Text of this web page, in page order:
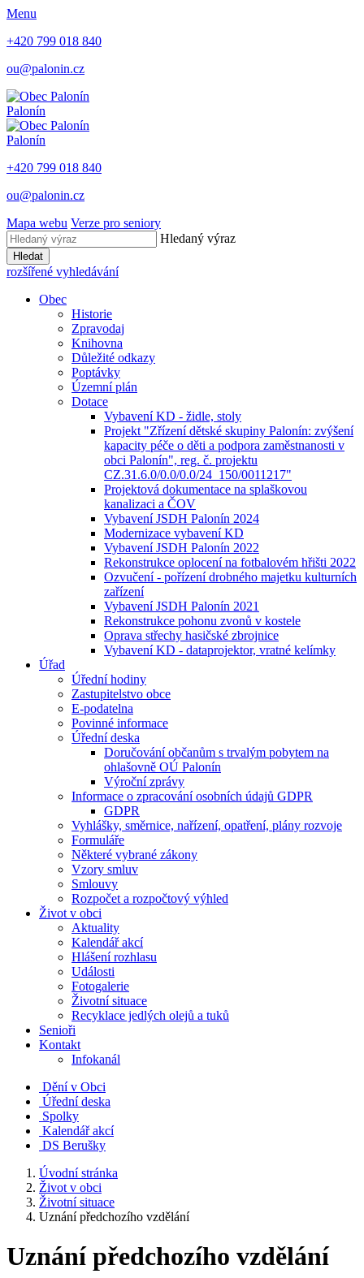
Menu
+420 799 018 840
ou@palonin.cz
Palonín
Palonín
+420 799 018 840
ou@palonin.cz
Mapa webu Verze pro seniory
Hledaný výraz
Hledat
rozšířené vyhledávání
Obec
Historie
Zpravodaj
Knihovna
Důležité odkazy
Poptávky
Územní plán
Dotace
Vybavení KD - židle, stoly
Projekt "Zřízení dětské skupiny Palonín: zvýšení
kapacity péče o děti a podpora zaměstnanosti v
obci Palonín", reg. č. projektu
CZ.31.6.0/0.0/0.0/24_150/0011217"
Projektová dokumentace na splaškovou
kanalizaci a ČOV
Vybavení JSDH Palonín 2024
Modernizace vybavení KD
Vybavení JSDH Palonín 2022
Rekonstrukce oplocení na fotbalovém hřišti 2022
Ozvučení - pořízení drobného majetku kulturních
zařízení
Vybavení JSDH Palonín 2021
Rekonstrukce pohonu zvonů v kostele
Oprava střechy hasičské zbrojnice
Vybavení KD - dataprojektor, vratné kelímky
Úřad
Úřední hodiny
Zastupitelstvo obce
E-podatelna
Povinné informace
Úřední deska
Doručování občanům s trvalým pobytem na
ohlašovně OÚ Palonín
Výroční zprávy
Informace o zpracování osobních údajů GDPR
GDPR
Vyhlášky, směrnice, nařízení, opatření, plány rozvoje
Formuláře
Některé vybrané zákony
Vzory smluv
Smlouvy
Rozpočet a rozpočtový výhled
Život v obci
Aktuality
Kalendář akcí
Hlášení rozhlasu
Události
Fotogalerie
Životní situace
Recyklace jedlých olejů a tuků
Senioři
Kontakt
Infokanál
Dění v Obci
Úřední deska
Spolky
Kalendář akcí
DS Berušky
Úvodní stránka
Život v obci
Životní situace
Uznání předchozího vzdělání
Uznání předchozího vzdělání